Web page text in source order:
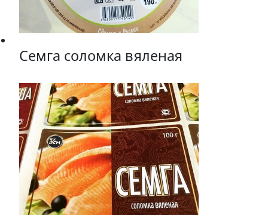
Семга соломка вяленая